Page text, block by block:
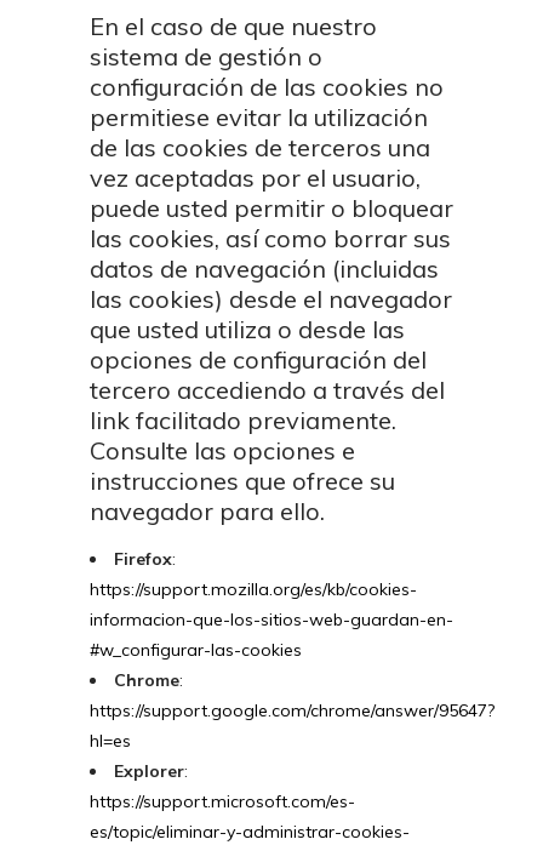
En el caso de que nuestro
sistema de gestión o
configuración de las cookies no
permitiese evitar la utilización
de las cookies de terceros una
vez aceptadas por el usuario,
puede usted permitir o bloquear
las cookies, así como borrar sus
datos de navegación (incluidas
las cookies) desde el navegador
que usted utiliza o desde las
opciones de configuración del
tercero accediendo a través del
link facilitado previamente.
Consulte las opciones e
instrucciones que ofrece su
navegador para ello.
Firefox:
https://support.mozilla.org/es/kb/cookies-
informacion-que-los-sitios-web-guardan-en-
#w_configurar-las-cookies
Chrome:
https://support.google.com/chrome/answer/95647?
hl=es
Explorer:
https://support.microsoft.com/es-
es/topic/eliminar-y-administrar-cookies-